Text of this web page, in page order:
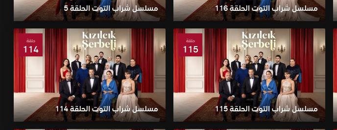
مسلسل شراب التوت الحلقة 116 مسلسل شراب التوت الحلقة 5
حلقة
115
مسلسل شراب التوت الحلقة 115
حلقة
114
مسلسل شراب التوت الحلقة 114